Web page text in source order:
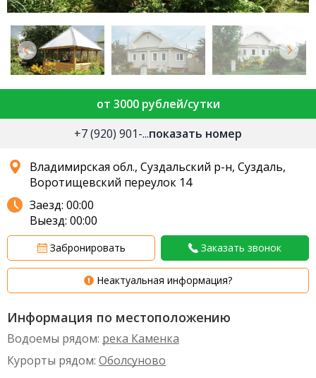
от 3000 рублей/сутки
+7 (920) 901-...показать номер
Владимирская обл., Суздальский р-н, Суздаль,
Воротищевский переулок 14
Заезд: 00:00
Выезд: 00:00
Забронировать Заказать звонок
Неактуальная информация?
Информация по местоположению
Водоемы рядом: река Каменка
Курорты рядом: Оболсуново